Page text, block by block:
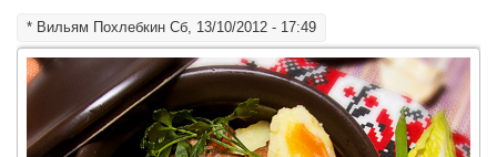
* Вильям Похлебкин Сб, 13/10/2012 - 17:49